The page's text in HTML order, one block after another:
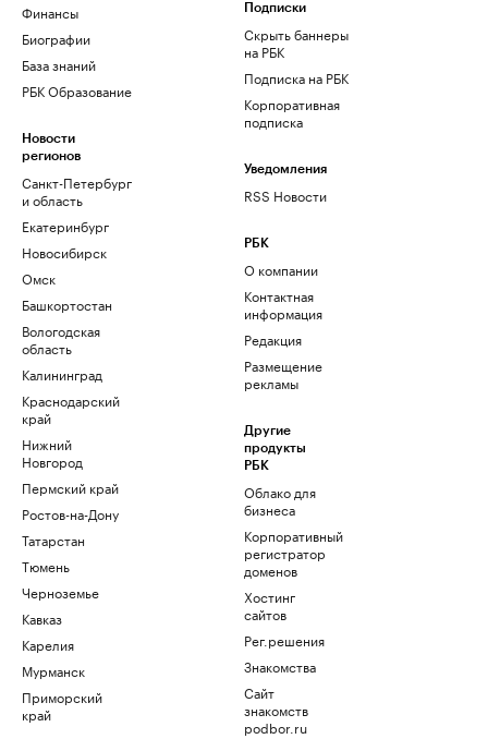
Финансы
Биографии
База знаний
РБК Образование
Новости
регионов
Санкт-Петербург
и область
Екатеринбург
Новосибирск
Омск
Башкортостан
Вологодская
область
Калининград
Краснодарский
край
Нижний
Новгород
Пермский край
Ростов-на-Дону
Татарстан
Тюмень
Черноземье
Кавказ
Карелия
Мурманск
Приморский
край
Подписки
Скрыть баннеры
на РБК
Подписка на РБК
Корпоративная
подписка
Уведомления
RSS Новости
РБК
О компании
Контактная
информация
Редакция
Размещение
рекламы
Другие
продукты
РБК
Облако для
бизнеса
Корпоративный
регистратор
доменов
Хостинг
сайтов
Рег.решения
Знакомства
Сайт
знакомств
podbor.ru